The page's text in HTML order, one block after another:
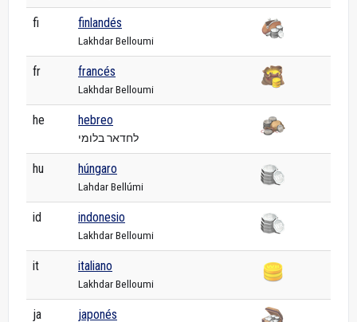
fi finlandés
Lakhdar Belloumi
fr francés
Lakhdar Belloumi
he hebreo
לחדאר בלומי
hu húngaro
Lahdar Bellúmi
id indonesio
Lakhdar Belloumi
it italiano
Lakhdar Belloumi
ja japonés